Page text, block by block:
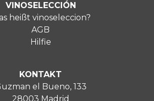
VINOSELECCIÓN
heißt vinoseleccion?
AGB
Hilfie
KONTAKT
el Bueno, 133
28003 Madrid